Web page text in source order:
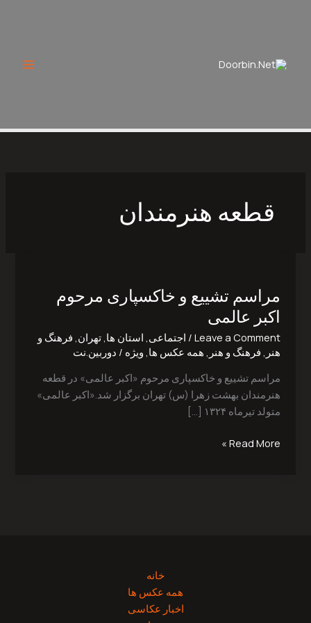
قطعه هنرمندان
مراسم تشییع و خاکسپاری مرحوم
اکبر عالمی
Leave a Comment
/ اجتماعی استان ها ,تهران فرهنگ و
هنر فرهنگ و هنر همه عکس ها ویژه / دوربین.نت
مراسم تشییع و خاکسپاری مرحوم «اکبر عالمی» در قطعه
هنرمندان بهشت زهرا (س) تهران برگزار شد.«اکبر عالمی»
متولد تیرماه ۱۳۲۴ […]
و
خاکسپاری
مرحوم
اکبر
عالمی
Read More »
خانه
همه عکس ها
اخبار عکاسی